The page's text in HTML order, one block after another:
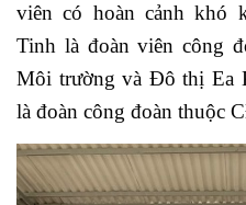
viên có hoàn cảnh khó
Tinh là đoàn viên công
Môi trường và Đô thị Ea
là đoàn công đoàn thuộc